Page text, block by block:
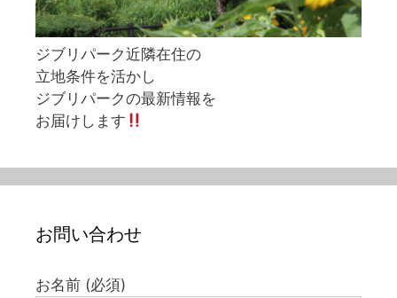
ジブリパーク近隣在住の
立地条件を活かし
ジブリパークの最新情報を
お届けします
お問い合わせ
お名前 (必須)